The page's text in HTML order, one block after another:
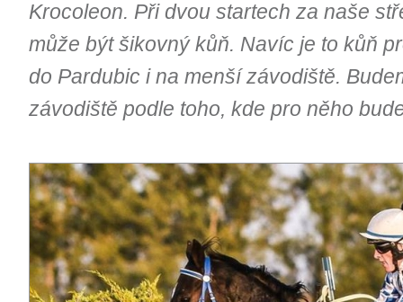
Krocoleon. Při dvou startech za naše
může být šikovný kůň. Navíc je to kůň
do Pardubic i na menší závodiště.
závodiště podle toho, kde pro něho